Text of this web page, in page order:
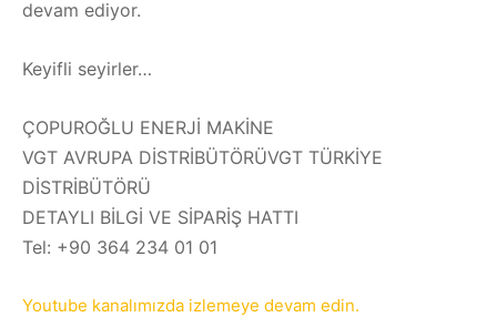
devam ediyor.
Keyifli seyirler…
ÇOPUROĞLU​ ENERJİ​ MAKİNE​
VGT​ AVRUPA​ DİSTRİBÜTÖRÜ​VGT​ TÜRKİYE​
DİSTRİBÜTÖRÜ​
DETAYLI BİLGİ VE SİPARİŞ HATTI
Tel: +90 364 234 01 01
Youtube kanalımızda izlemeye devam edin.